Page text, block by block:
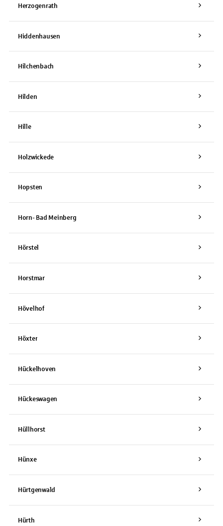
Herzogenrath
Hiddenhausen
Hilchenbach
Hilden
Hille
Holzwickede
Hopsten
Horn- Bad Meinberg
Hörstel
Horstmar
Hövelhof
Höxter
Hückelhoven
Hückeswagen
Hüllhorst
Hünxe
Hürtgenwald
Hürth